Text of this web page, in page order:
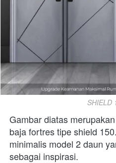
SHIELD
Gambar diatas
baja fortres tipe shield
minimalis model 2 daun
sebagai inspirasi.